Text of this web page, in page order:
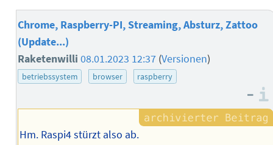
Chrome, Raspberry-PI, Streaming, Absturz, Zattoo
(Update...)
Raketenwilli08.01.2023 12:37 (Versionen)
betriebssystem browser raspberry
–
Hm. Raspi4 stürzt also ab.